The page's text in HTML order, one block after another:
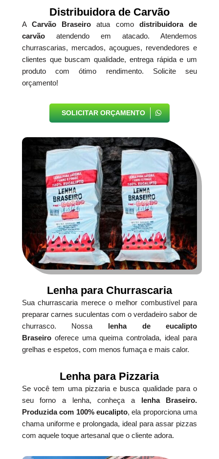
Distribuidora de Carvão
ACarvão Braseiro atua como distribuidora de
carvãoatendendo em atacado. Atendemos
churrascarias, mercados, açougues, revendedores e
clientes que buscam qualidade, entrega rápida e um
produto com ótimo rendimento. Solicite seu
orçamento!
SOLICITAR ORÇAMENTO
Lenha para Churrascaria
Sua churrascaria merece o melhor combustível para
preparar carnes suculentas com o verdadeiro sabor de
churrasco. Nossa lenha de eucalipto
Braseirooferece uma queima controlada, ideal para
grelhas e espetos, com menos fumaça e mais calor.
Lenha para Pizzaria
Se você tem uma pizzaria e busca qualidade para o
seu forno a lenha, conheça a lenha Braseiro.
Produzida com 100% eucalipto, ela proporciona uma
chama uniforme e prolongada, ideal para assar pizzas
com aquele toque artesanal que o cliente adora.